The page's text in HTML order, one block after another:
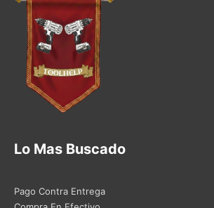
Lo Mas Buscado
Pago Contra Entrega